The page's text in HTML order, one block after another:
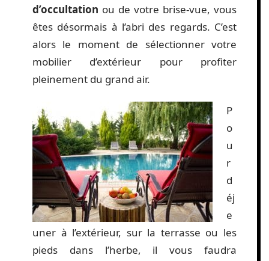
d’occultation ou de votre brise-vue, vous
êtes désormais à l’abri des regards. C’est
alors le moment de sélectionner votre
mobilier d’extérieur pour profiter
pleinement du grand air.
P
o
u
r
d
éj
e
uner à l’extérieur, sur la terrasse ou les
pieds dans l’herbe, il vous faudra